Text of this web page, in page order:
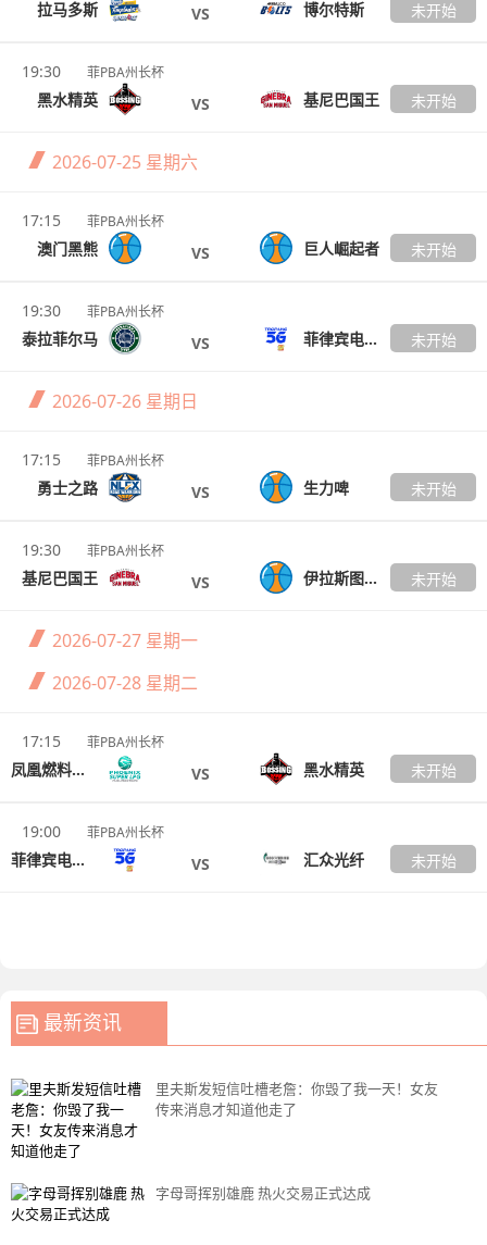
拉马多斯 VS 博尔特斯 未开始
19:30 菲PBA州长杯
黑水精英 VS 基尼巴国王 未开始
2026-07-25 星期六
17:15 菲PBA州长杯
澳门黑熊 VS 巨人崛起者 未开始
19:30 菲PBA州长杯
泰拉菲尔马 VS 菲律宾电信TNT 未开始
2026-07-26 星期日
17:15 菲PBA州长杯
勇士之路 VS 生力啤 未开始
19:30 菲PBA州长杯
基尼巴国王 VS 伊拉斯图阴阳天 未开始
2026-07-27 星期一
2026-07-28 星期二
17:15 菲PBA州长杯
凤凰燃料大师 VS 黑水精英 未开始
19:00 菲PBA州长杯
菲律宾电信TNT VS 汇众光纤 未开始
最新资讯
里夫斯发短信吐槽老詹：你毁了我一天！女友
传来消息才知道他走了
字母哥挥别雄鹿 热火交易正式达成